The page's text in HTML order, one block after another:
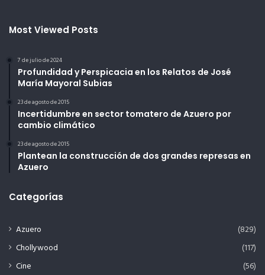
Most Viewed Posts
7 de julio de 2024
Profundidad y Perspicacia en los Relatos de José
María Mayoral Subias
23 de agosto de 2015
Incertidumbre en sector tomatero de Azuero por
cambio climático
23 de agosto de 2015
Plantean la construcción de dos grandes represas en
Azuero
Categorías
Azuero
(829)
Chollywood
(117)
Cine
(56)